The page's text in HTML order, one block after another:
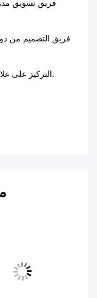
5. التركيز على علاقة تجارية طويلة الأمد ، وليس مرة واحدة.